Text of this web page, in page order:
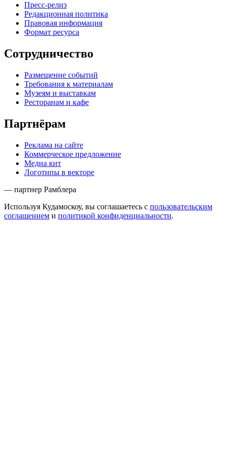
Пресс-релиз
Редакционная политика
Правовая информация
Формат ресурса
Сотрудничество
Размещение событий
Требования к материалам
Музеям и выставкам
Ресторанам и кафе
Партнёрам
Реклама на сайте
Коммерческое предложение
Медиа кит
Логотипы в векторе
— партнер Рамблера
Используя Кудамоскоу, вы соглашаетесь с пользовательским
соглашением и политикой конфиденциальности.